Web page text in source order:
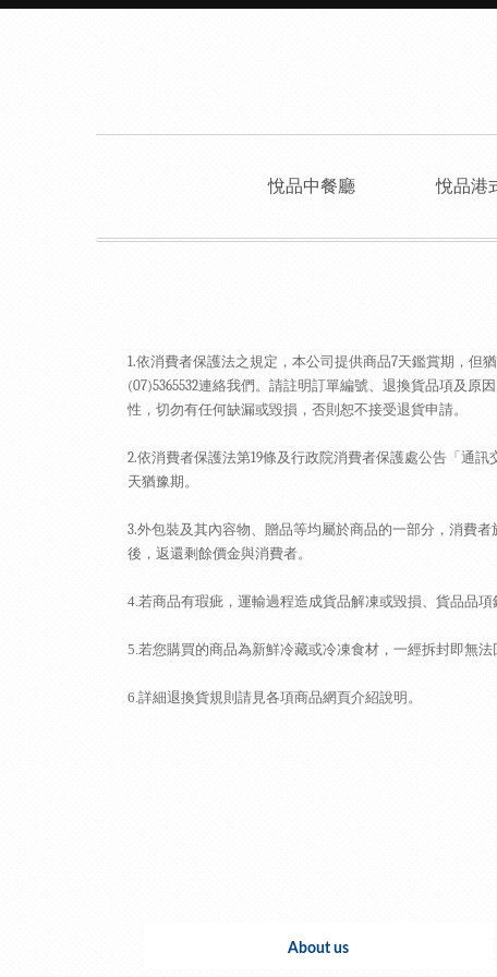
悅品中餐廳 悅品港
1.依消費者保護法之規定，本公司提供商品7天鑑賞期，但
(07)5365532連絡我們。請註明訂單編號、退換貨品項及原
性，切勿有任何缺漏或毀損，否則恕不接受退貨申請。
2.依消費者保護法第19條及行政院消費者保護處公告「通
天猶豫期。
3.外包裝及其內容物、贈品等均屬於商品的一部分，消費
後，返還剩餘價金與消費者。
4.若商品有瑕疵，運輸過程造成貨品解凍或毀損、貨品品項
5.若您購買的商品為新鮮冷藏或冷凍食材，一經拆封即無法
6.詳細退換貨規則請見各項商品網頁介紹說明。
About us